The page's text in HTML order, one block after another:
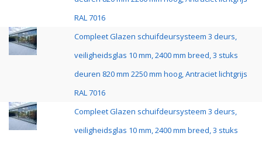
RAL 7016
Compleet Glazen schuifdeursysteem 3 deurs,
veiligheidsglas 10 mm, 2400 mm breed, 3 stuks
deuren 820 mm 2250 mm hoog, Antraciet lichtgrijs
RAL 7016
Compleet Glazen schuifdeursysteem 3 deurs,
veiligheidsglas 10 mm, 2400 mm breed, 3 stuks